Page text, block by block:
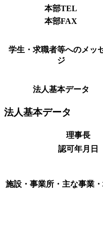
本部TEL
本部FAX
学生・求職者等へのメッ
ジ
法人基本データ
法人基本データ
理事長
認可年月日
施設・事業所・主な事業